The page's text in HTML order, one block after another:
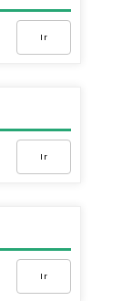
Ir
Ir
Ir